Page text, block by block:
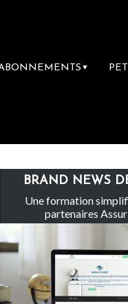
▼
Le groupe
BRAND NEWS
Une formation
partenaires